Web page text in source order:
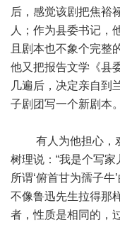
后，感觉该剧把焦裕
人；作为县委书记，
且剧本也不象个完整
他又把报告文学《县
几遍后，决定亲自到
子剧团写一个新剧本。
有人为他担心，劝
树理说：“我是个写
所谓‘俯首甘为孺子
不像鲁迅先生拉得那
者，性质是相同的，